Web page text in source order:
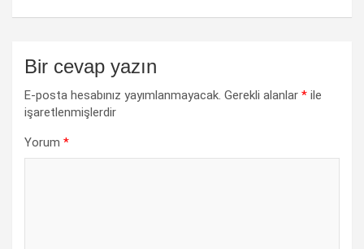
Bir cevap yazın
E-posta hesabınız yayımlanmayacak. Gerekli alanlar * ile
işaretlenmişlerdir
Yorum *